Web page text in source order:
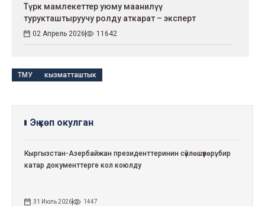
Түрк мамлекеттер уюму маанилүү
турукташтыруучу ролду аткарат – эксперт
02 Апрель 2026 11642
ТМУ кызматташтык
Эң көп окулган
Кыргызстан-Азербайжан президенттеринин сүйлөшүүлөрү: бир
катар документтерге кол коюлду
31 Июль 2026 1447